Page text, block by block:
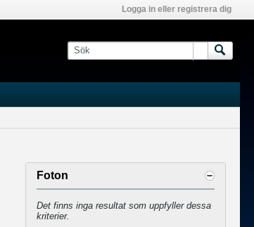
Logga in eller registrera dig
Foton
Det finns inga resultat som uppfyller dessa
kriterier.